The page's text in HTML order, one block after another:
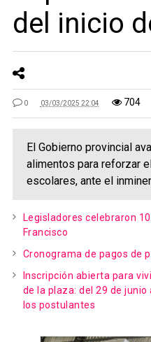
del inicio
0 03/03/2025 22:04 704
El Gobierno provincial
alimentos para reforzar
escolares, ante el
Legisladores celebraron
Francisco
Cronograma de pagos de
Inscripción abierta para
de la plaza: del 29 de
los postulantes